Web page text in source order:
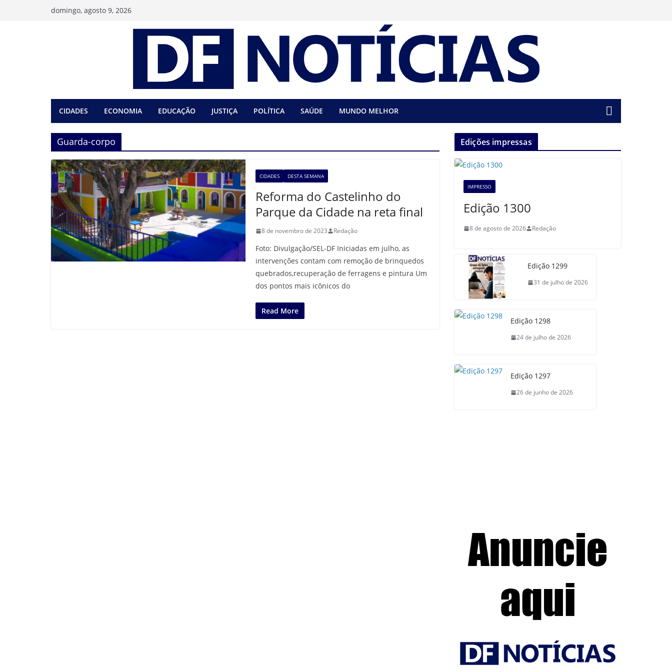
domingo, agosto 9, 2026
CIDADES ECONOMIA EDUCAÇÃO JUSTIÇA POLÍTICA SAÚDE MUNDO MELHOR
Guarda-corpo
CIDADES DESTA SEMANA
Reforma do Castelinho do
Parque da Cidade na reta final
8 de novembro de 2023 Redação
Foto: Divulgação/SEL-DF Iniciadas em julho, as
intervenções contam com remoção de brinquedos
quebrados,recuperação de ferragens e pintura Um
dos pontos mais icônicos do
Read More
Edições impressas
IMPRESSO
Edição 1300
8 de agosto de 2026 Redação
Edição 1299
31 de julho de 2026
Edição 1298
24 de julho de 2026
Edição 1297
26 de junho de 2026